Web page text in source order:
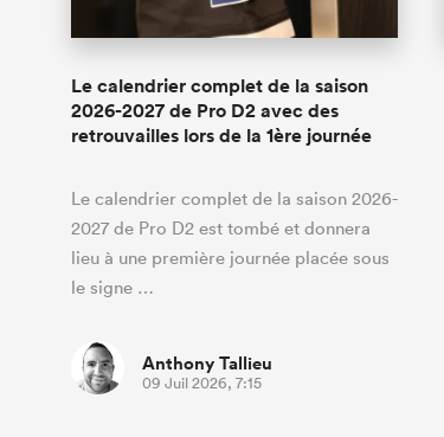
Le calendrier complet de la saison
2026-2027 de Pro D2 avec des
retrouvailles lors de la 1ère journée
Le calendrier complet de la saison 2026-
2027 de Pro D2 est tombé et donnera
lieu à une première journée placée sous
le signe …
Anthony Tallieu
09 Juil 2026, 7:15